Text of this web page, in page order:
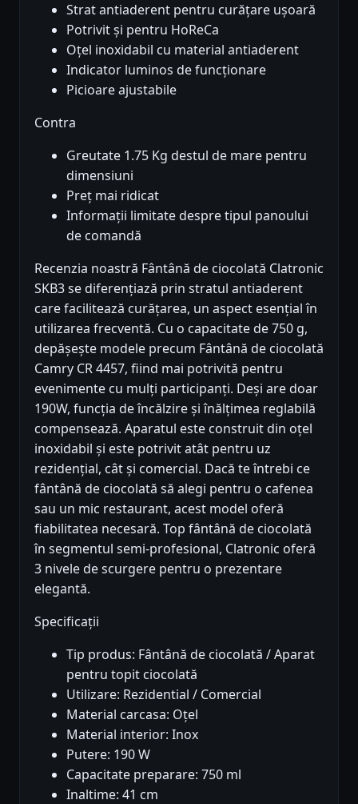
Strat antiaderent pentru curățare ușoară
Potrivit și pentru HoReCa
Oțel inoxidabil cu material antiaderent
Indicator luminos de funcționare
Picioare ajustabile
Contra
Greutate 1.75 Kg destul de mare pentru
dimensiuni
Preț mai ridicat
Informații limitate despre tipul panoului
de comandă
Recenzia noastră Fântână de ciocolată Clatronic
SKB3 se diferențiază prin stratul antiaderent
care facilitează curățarea, un aspect esențial în
utilizarea frecventă. Cu o capacitate de 750 g,
depășește modele precum Fântână de ciocolată
Camry CR 4457, fiind mai potrivită pentru
evenimente cu mulți participanți. Deși are doar
190W, funcția de încălzire și înălțimea reglabilă
compensează. Aparatul este construit din oțel
inoxidabil și este potrivit atât pentru uz
rezidențial, cât și comercial. Dacă te întrebi ce
fântână de ciocolată să alegi pentru o cafenea
sau un mic restaurant, acest model oferă
fiabilitatea necesară. Top fântână de ciocolată
în segmentul semi-profesional, Clatronic oferă
3 nivele de scurgere pentru o prezentare
elegantă.
Specificații
Tip produs: Fântână de ciocolată / Aparat
pentru topit ciocolată
Utilizare: Rezidential / Comercial
Material carcasa: Oțel
Material interior: Inox
Putere: 190 W
Capacitate preparare: 750 ml
Inaltime: 41 cm